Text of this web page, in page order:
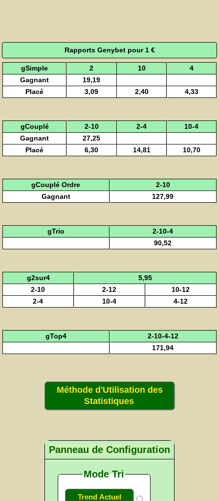
Rapports Genybet pour 1 €
gSimple 2 10
4
Gagnant
19,19
Placé
3,09 2,40 4,33
gCouplé 2-10 2-4
10-4
Gagnant
27,25
Placé
6,30 14,81 10,70
gCouplé Ordre
2-10
Gagnant
127,99
gTrio
2-10-4
90,52
g2sur4
5,95
2-10
2-12
10-12
2-4
10-4 4-12
gTop4
2-10-4-12
171,94
Méthode d'Utilisation des
Statistiques
Panneau de Configuration
Mode Tri
Trend Actuel